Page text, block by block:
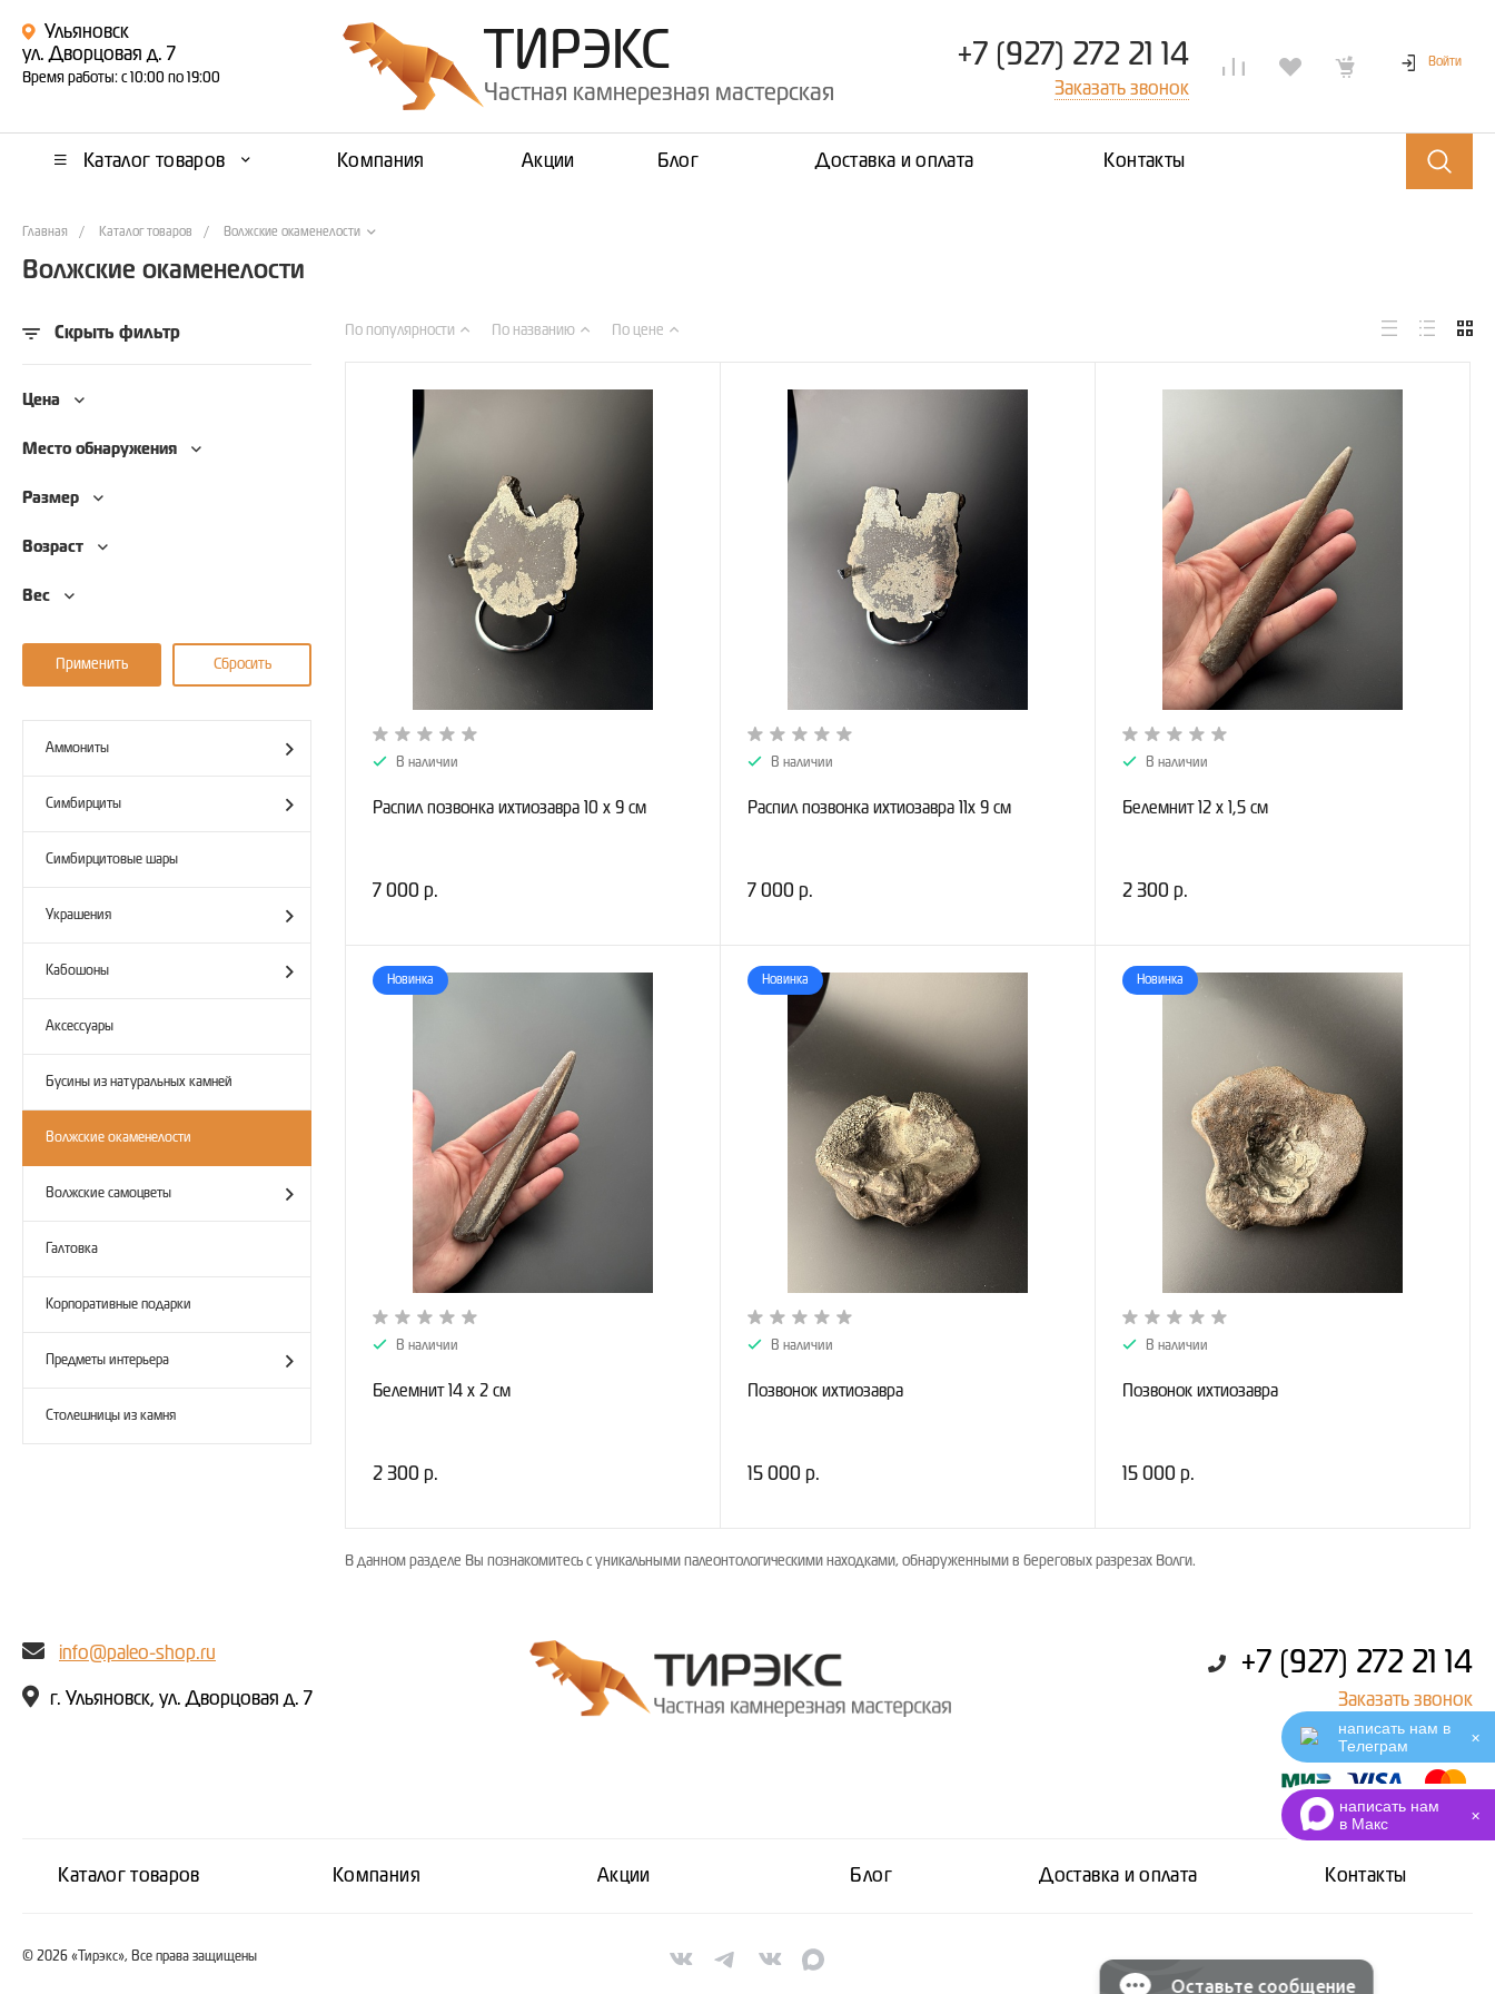
написать нам
в Макс
✕
написать нам в
Телеграм
✕
Ульяновск
ул. Дворцовая д. 7
Время работы: с 10:00 по 19:00 ТИРЭКС
Частная камнерезная мастерская
+7 (927) 272 21 14
Заказать звонок
Войти
Каталог товаров Компания Акции Блог Доставка и оплата Контакты
Главная / Каталог товаров / Волжские окаменелости
Волжские окаменелости
Скрыть фильтр
Цена
Место обнаружения
Размер
Возраст
Вес
Аммониты
Симбирциты
Симбирцитовые шары
Украшения
Кабошоны
Аксессуары
Бусины из натуральных камней
Волжские окаменелости
Волжские самоцветы
Галтовка
Корпоративные подарки
Предметы интерьера
Столешницы из камня
По популярности По названию По цене
В наличии
Распил позвонка ихтиозавра 10 х 9 см
7 000 р.
В наличии
Распил позвонка ихтиозавра 11х 9 см
7 000 р.
В наличии
Белемнит 12 х 1,5 см
2 300 р.
Новинка
В наличии
Белемнит 14 х 2 см
2 300 р.
Новинка
В наличии
Позвонок ихтиозавра
15 000 р.
Новинка
В наличии
Позвонок ихтиозавра
15 000 р.
В данном разделе Вы познакомитесь с уникальными палеонтологическими находками, обнаруженными в береговых разрезах Волги.
info@paleo-shop.ru
г. Ульяновск, ул. Дворцовая д. 7
+7 (927) 272 21 14
Заказать звонок
Каталог товаров Компания Акции Блог Доставка и оплата Контакты
© 2026 «Тирэкс», Все права защищены
Оставьте сообщение